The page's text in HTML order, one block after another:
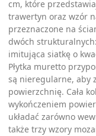
cm, które
trawertyn oraz wzór
przeznaczone na
dwóch
imitująca siatkę o
Płytka muretto
są nieregularne, aby
powierzchnię. Cała
wykończeniem
układać zarówno
także trzy wzory